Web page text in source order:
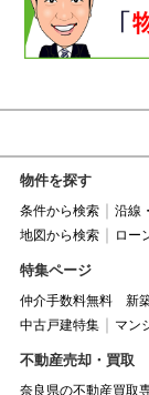
物件を探す
条件から検索 沿線
地図から検索
ロー
特集ページ
仲介手数料無料 新
中古戸建特集
マン
不動産売却・買取
奈良県の不動産買取